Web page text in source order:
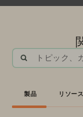
トピック、
製品 リソー